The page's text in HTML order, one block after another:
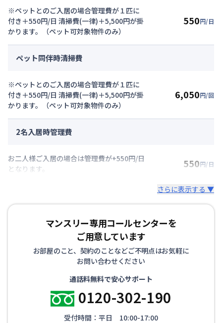
※ペットとのご入居の場合管理費が１匹に
付き＋550円/日 清掃費(一律)＋5,500円が掛
かります。（ペット可対象物件のみ）
550円/日
ペット同伴時清掃費
※ペットとのご入居の場合管理費が１匹に
付き＋550円/日 清掃費(一律)＋5,500円が掛
かります。（ペット可対象物件のみ）
6,050円/回
2名入居時管理費
お二人様ご入居の場合は管理費が+550円/日
となります。
550円/日
さらに表示する ▼
マンスリー専用コールセンターを
ご用意しています
お部屋のこと、契約のことなどご不明点はお気軽に
お問い合わせください
通話料無料で安心サポート
0120-302-190
受付時間：平日 10:00-17:00